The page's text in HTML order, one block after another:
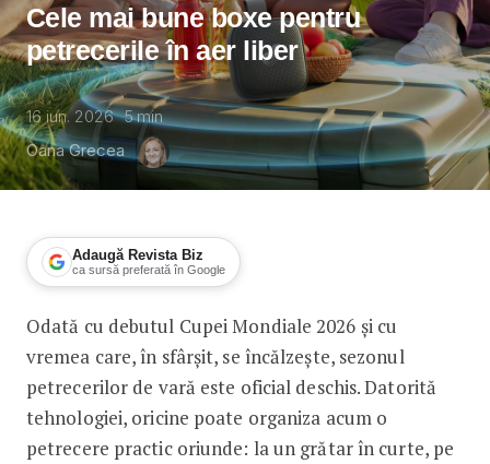
Cele mai bune boxe pentru
petrecerile în aer liber
16 iun. 2026 5min
Oana Grecea
Adaugă Revista Biz
ca sursă preferată în Google
Cele mai bune boxe pentru
Odată cu debutul Cupei Mondiale 2026 și cu
vremea care, în sfârșit, se încălzește, sezonul
petrecerilor de vară este oficial deschis. Datorită
tehnologiei, oricine poate organiza acum o
petrecere practic oriunde: la un grătar în curte, pe